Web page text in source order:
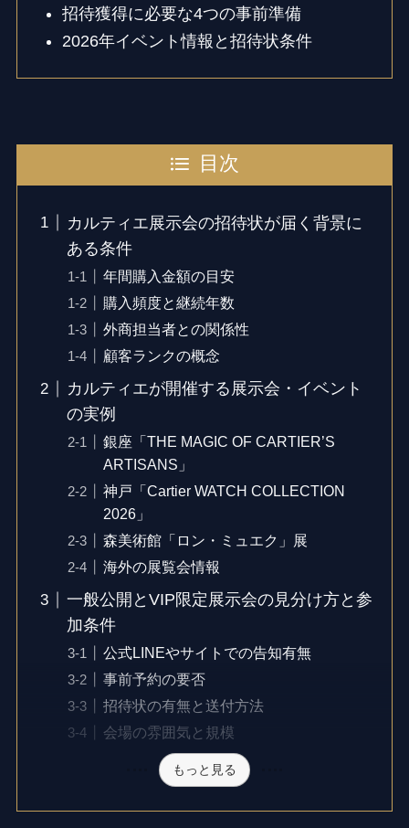
招待獲得に必要な4つの事前準備
2026年イベント情報と招待状条件
目次
カルティエ展示会の招待状が届く背景に
ある条件
年間購入金額の目安
購入頻度と継続年数
外商担当者との関係性
顧客ランクの概念
カルティエが開催する展示会・イベント
の実例
銀座「THE MAGIC OF CARTIER’S
ARTISANS」
神戸「Cartier WATCH COLLECTION
2026」
森美術館「ロン・ミュエク」展
海外の展覧会情報
一般公開とVIP限定展示会の見分け方と参
加条件
公式LINEやサイトでの告知有無
事前予約の要否
招待状の有無と送付方法
会場の雰囲気と規模
もっと見る